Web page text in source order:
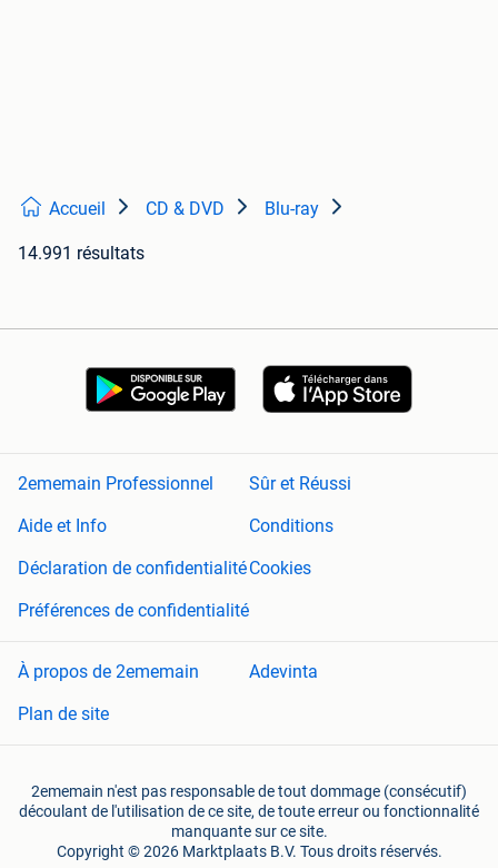
Accueil CD & DVD Blu-ray
14.991 résultats
2ememain Professionnel
Sûr et Réussi
Aide et Info
Conditions
Déclaration de confidentialitéCookies
Préférences de confidentialité
À propos de 2ememain
Adevinta
Plan de site
2ememain n'est pas responsable de tout dommage (consécutif)
découlant de l'utilisation de ce site, de toute erreur ou fonctionnalité
manquante sur ce site.
Copyright © 2026 Marktplaats B.V. Tous droits réservés.